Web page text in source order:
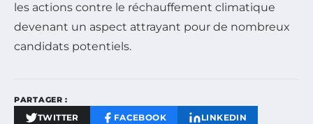
les actions contre le réchauffement climatique
devenant un aspect attrayant pour de nombreux
candidats potentiels.
PARTAGER :
TWITTER FACEBOOK LINKEDIN